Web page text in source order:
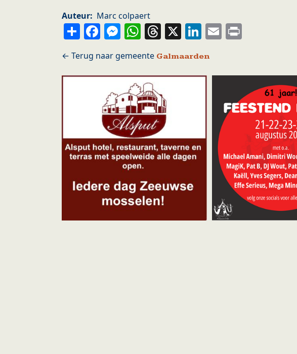
Auteur Marc colpaert
ShareFacebook
Messenger
WhatsApp
Threads
X LinkedIn
Email
Galmaarden